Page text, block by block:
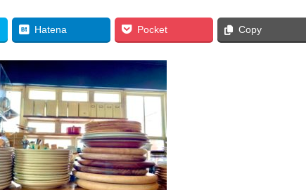
Hatena Pocket Copy